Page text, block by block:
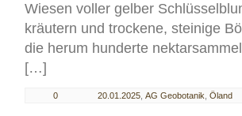
Wiesen voller gelber
kräutern und trockene, steinige
die herum hunderte
[…]
0 20.01.2025 AG Geobotanik Öland